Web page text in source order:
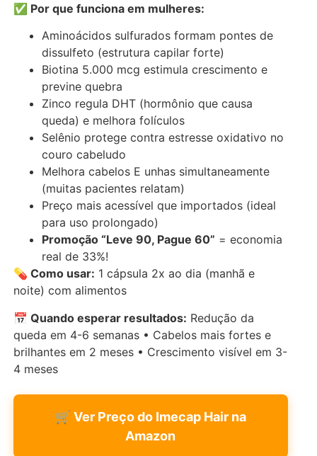
✅ Por que funciona em mulheres:
Aminoácidos sulfurados formam pontes de
dissulfeto (estrutura capilar forte)
Biotina 5.000 mcg estimula crescimento e
previne quebra
Zinco regula DHT (hormônio que causa
queda) e melhora folículos
Selênio protege contra estresse oxidativo no
couro cabeludo
Melhora cabelos E unhas simultaneamente
(muitas pacientes relatam)
Preço mais acessível que importados (ideal
para uso prolongado)
Promoção “Leve 90, Pague 60” = economia
real de 33%!
💊 Como usar: 1 cápsula 2x ao dia (manhã e
noite) com alimentos
📅 Quando esperar resultados: Redução da
queda em 4-6 semanas • Cabelos mais fortes e
brilhantes em 2 meses • Crescimento visível em 3-
4 meses
🛒 Ver Preço do Imecap Hair na
Amazon